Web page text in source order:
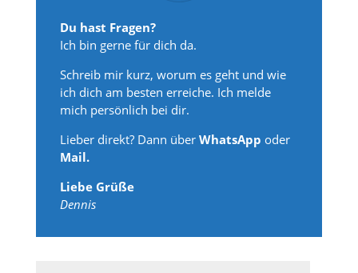
Du hast Fragen?
Ich bin gerne für dich da.
Schreib mir kurz, worum es geht und wie
ich dich am besten erreiche. Ich melde
mich persönlich bei dir.
Lieber direkt? Dann überWhatsApp oder
Mail.
Liebe Grüße
Dennis